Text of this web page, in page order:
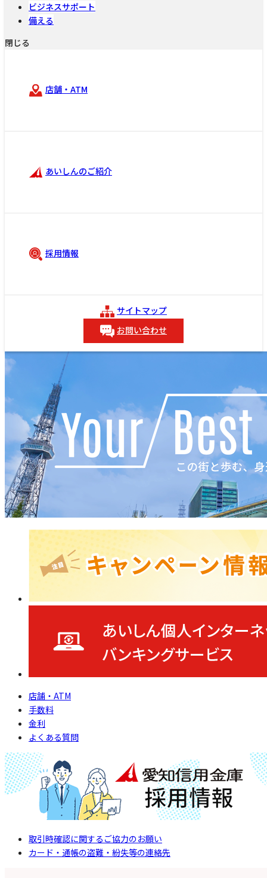
ビジネスサポート
備える
閉じる
店舗・ATM
あいしんのご紹介
採用情報
サイトマップ
お問い合わせ
店舗・ATM
手数料
金利
よくある質問
取引時確認に関するご協力のお願い
カード・通帳の盗難・紛失等の連絡先